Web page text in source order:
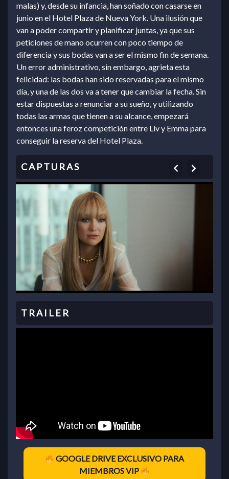
malas) y, desde su infancia, han soñado con casarse en
junio en el Hotel Plaza de Nueva York. Una ilusión que
van a poder compartir y planificar juntas, ya que sus
peticiones de mano ocurren con poco tiempo de
diferencia y sus bodas van a ser el mismo fin de semana.
Un error administrativo, sin embargo, agrieta esta
felicidad: las bodas han sido reservadas para el mismo
día, y una de las dos va a tener que cambiar la fecha. Sin
estar dispuestas a renunciar a su sueño, y utilizando
todas las armas que tienen a su alcance, empezará
entonces una feroz competición entre Liv y Emma para
conseguir la reserva del Hotel Plaza.
Previous
GOOGLE DRIVE EXCLUSIVO PARA
MIEMBROS VIP